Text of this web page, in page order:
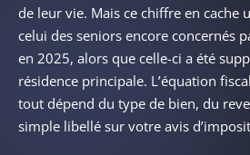
de leur vie. Mais ce chiffre en cache
celui des seniors encore concernés
en 2025, alors que celle-ci a été
résidence principale. L’équation
tout dépend du type de bien, du
simple libellé sur votre avis